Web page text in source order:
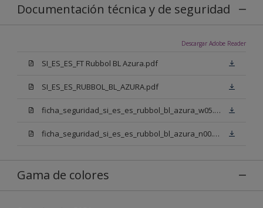
Documentación técnica y de seguridad
Descargar Adobe Reader
SI_ES_ES_FT Rubbol BL Azura.pdf
SI_ES_ES_RUBBOL_BL_AZURA.pdf
ficha_seguridad_si_es_es_rubbol_bl_azura_w05.pdf
ficha_seguridad_si_es_es_rubbol_bl_azura_n00.pdf
Gama de colores